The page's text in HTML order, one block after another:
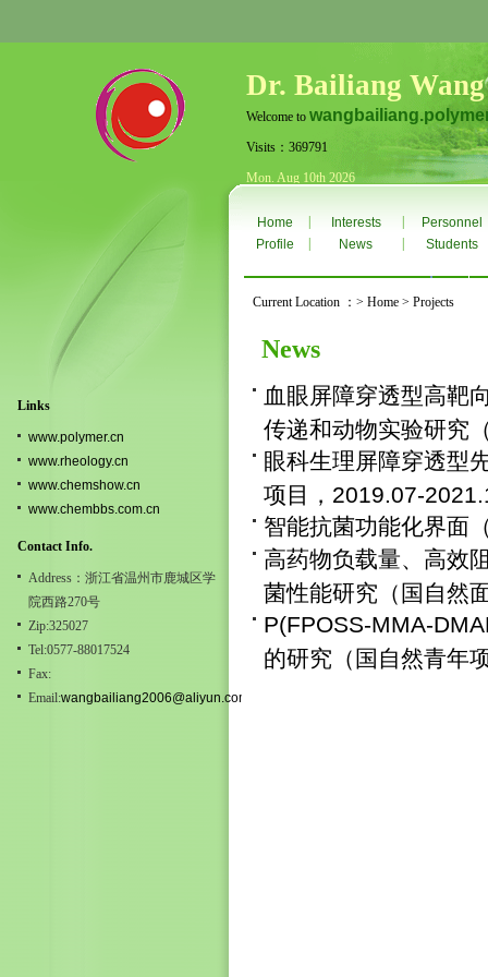
Dr. Bailiang Wang
Welcome to
Visits：369791
Mon. Aug 10th 2026
Links
www.polymer.cn
www.rheology.cn
www.chemshow.cn
www.chembbs.com.cn
Contact Info.
Address：浙江省温州市鹿城区学
院西路270号
Zip:325027
Tel:0577-88017524
Fax:
Email:wangbailiang2006@aliyun.com
Home Interests
Personnel
Profile
News Students
Current Location ：> Home > Projects
News
血眼屏障穿透型高靶
传递和动物实验研究
眼科生理屏障穿透型
项目，2019.07-
智能抗菌功能化界面
高药物负载量、高效
菌性能研究（国自然
P(FPOSS-MMA-
的研究（国自然青年